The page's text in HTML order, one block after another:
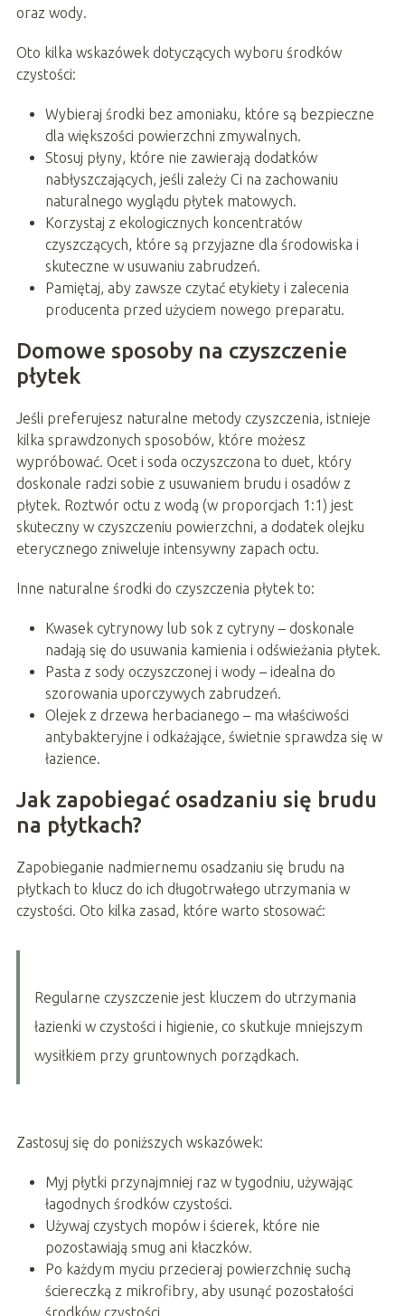
oraz wody.
Oto kilka wskazówek dotyczących wyboru środków
czystości:
Wybieraj środki bez amoniaku, które są bezpieczne
dla większości powierzchni zmywalnych.
Stosuj płyny, które nie zawierają dodatków
nabłyszczających, jeśli zależy Ci na zachowaniu
naturalnego wyglądu płytek matowych.
Korzystaj z ekologicznych koncentratów
czyszczących, które są przyjazne dla środowiska i
skuteczne w usuwaniu zabrudzeń.
Pamiętaj, aby zawsze czytać etykiety i zalecenia
producenta przed użyciem nowego preparatu.
Domowe sposoby na czyszczenie
płytek
Jeśli preferujesz naturalne metody czyszczenia, istnieje
kilka sprawdzonych sposobów, które możesz
wypróbować. Ocet i soda oczyszczona to duet, który
doskonale radzi sobie z usuwaniem brudu i osadów z
płytek. Roztwór octu z wodą (w proporcjach 1:1) jest
skuteczny w czyszczeniu powierzchni, a dodatek olejku
eterycznego zniweluje intensywny zapach octu.
Inne naturalne środki do czyszczenia płytek to:
Kwasek cytrynowy lub sok z cytryny – doskonale
nadają się do usuwania kamienia i odświeżania płytek.
Pasta z sody oczyszczonej i wody – idealna do
szorowania uporczywych zabrudzeń.
Olejek z drzewa herbacianego – ma właściwości
antybakteryjne i odkażające, świetnie sprawdza się w
łazience.
Jak zapobiegać osadzaniu się brudu
na płytkach?
Zapobieganie nadmiernemu osadzaniu się brudu na
płytkach to klucz do ich długotrwałego utrzymania w
czystości. Oto kilka zasad, które warto stosować:
Regularne czyszczenie jest kluczem do utrzymania
łazienki w czystości i higienie, co skutkuje mniejszym
wysiłkiem przy gruntownych porządkach.
Zastosuj się do poniższych wskazówek:
Myj płytki przynajmniej raz w tygodniu, używając
łagodnych środków czystości.
Używaj czystych mopów i ścierek, które nie
pozostawiają smug ani kłaczków.
Po każdym myciu przecieraj powierzchnię suchą
ściereczką z mikrofibry, aby usunąć pozostałości
środków czystości.